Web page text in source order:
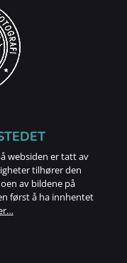
websiden er tatt av
tilhører den
av bildene på
først å ha innhentet